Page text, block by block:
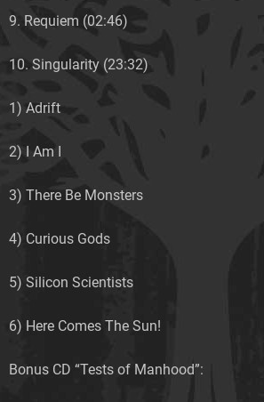
9. Requiem (02:46)
10. Singularity (23:32)
1) Adrift
2) I Am I
3) There Be Monsters
4) Curious Gods
5) Silicon Scientists
6) Here Comes The Sun!
Bonus CD “Tests of Manhood”: